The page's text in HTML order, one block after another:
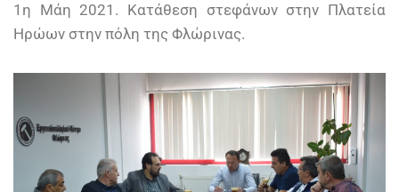
1η Μάη 2021. Κατάθεση στεφάνων στην Πλατεία
Ηρώων στην πόλη της Φλώρινας.